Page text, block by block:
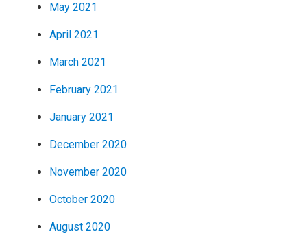
May 2021
April 2021
March 2021
February 2021
January 2021
December 2020
November 2020
October 2020
August 2020